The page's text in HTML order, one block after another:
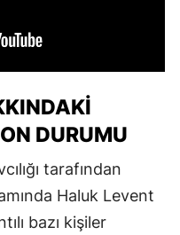
DURUMU
tarafından
Haluk Levent
bazı kişiler